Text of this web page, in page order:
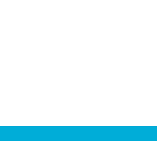
ー